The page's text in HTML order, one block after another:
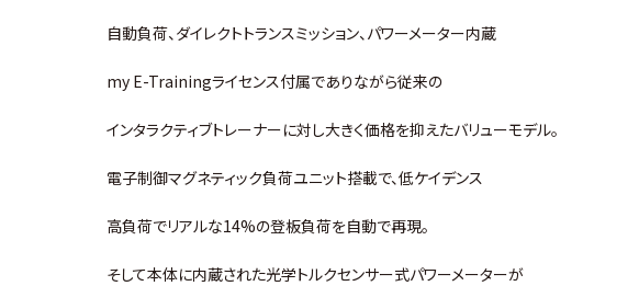
自動負荷、ダイレクトトランスミッション、パワーメーター内蔵
my E-Trainingライセンス付属でありながら従来の
インタラクティブトレーナーに対し大きく価格を抑えたバリューモデル。
電子制御マグネティック負荷ユニット搭載で、低ケイデンス
高負荷でリアルな14%の登板負荷を自動で再現。
そして本体に内蔵された光学トルクセンサー式パワーメーターが